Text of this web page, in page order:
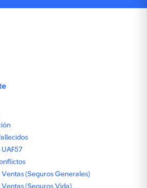
(Seguros Generales)
(Seguros Vida)